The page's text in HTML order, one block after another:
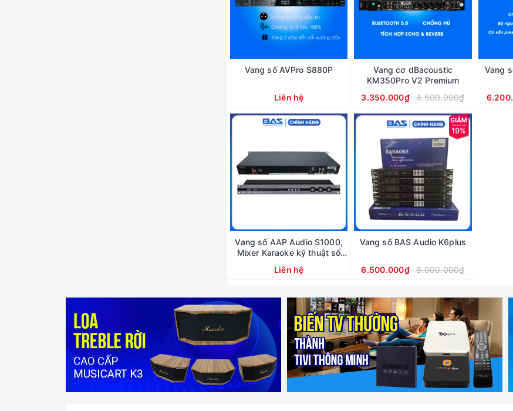
Vang số AVPro S880P
Liên hệ
Vang cơ dBacoustic
KM350Pro V2 Premium
3.350.000₫
4.500.000₫
Vang
Vang số AAP Audio S1000,
Mixer Karaoke kỹ thuật số
Liên hệ
19%
Vang số BAS Audio K6plus
6.500.000₫ 8.000.000₫